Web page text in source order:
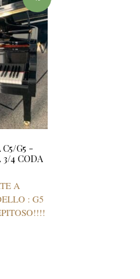
C5/G5 -
3/4 CODA
A
: G5